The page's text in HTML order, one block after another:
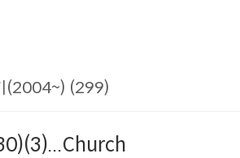
(2004~) (299)